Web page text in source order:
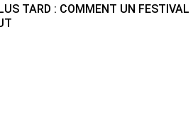
TARD : COMMENT UN FESTIVAL